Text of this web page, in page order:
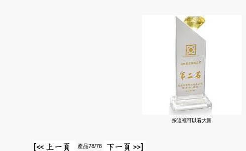
按這裡可以看大圖
產品78/78